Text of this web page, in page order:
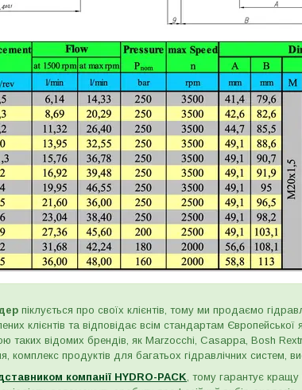
піклується про своїх клієнтів, тому ми продаємо
клієнтів та відповідає всім стандартам
таких відомих брендів, як Marzocchi, Casappa, Bosh
комплекс продуктів для багатьох гідравлічних систем,
компанії HYDRO-PACK, тому гарантує кращу